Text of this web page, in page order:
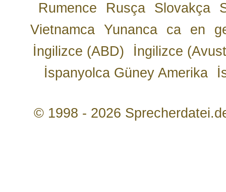
Rumence
Rusça Slovakça
Vietnamca
Yunanca ca en
İngilizce (ABD)
İngilizce
İspanyolca Güney Amerika
© 1998 - 2026